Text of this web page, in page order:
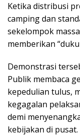
Ketika distribusi
camping dan
sekelompok
memberikan
Demonstrasi
Publik membaca
kepedulian tulus,
kegagalan
demi
kebijakan di pusat.